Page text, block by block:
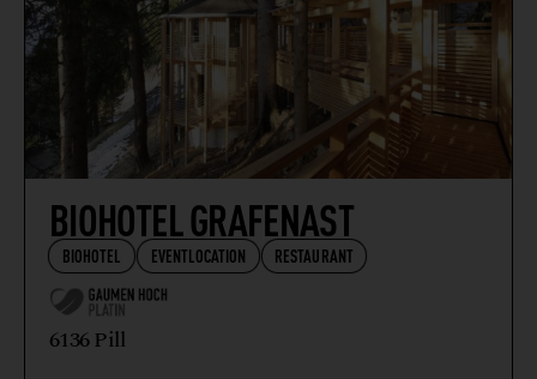
BIOHOTEL GRAFENAST
BIOHOTEL EVENTLOCATION RESTAURANT
6136 Pill